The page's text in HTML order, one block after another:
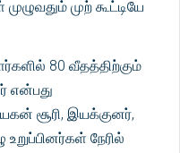
முற் கூட்டியே
80 வீதத்திற்கும்
என்பது
சூரி, இயக்குனர்,
நேரில்